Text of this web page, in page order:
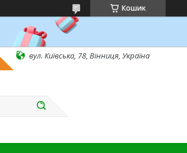
Кошик
вул. Київська, 78, Вінниця, Україна